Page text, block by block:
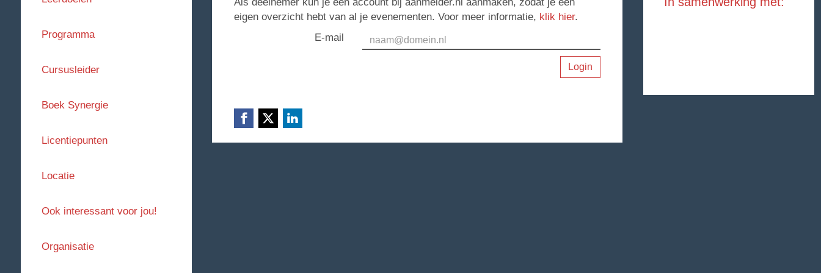
Programma
Cursusleider
Boek Synergie
Licentiepunten
Locatie
Ook interessant voor jou!
Organisatie
Als deelnemer kun je een account bij aanmelder.nl aanmaken, zodat je een
eigen overzicht hebt van al je evenementen. Voor meer informatie, klik hier.
E-mail
Login